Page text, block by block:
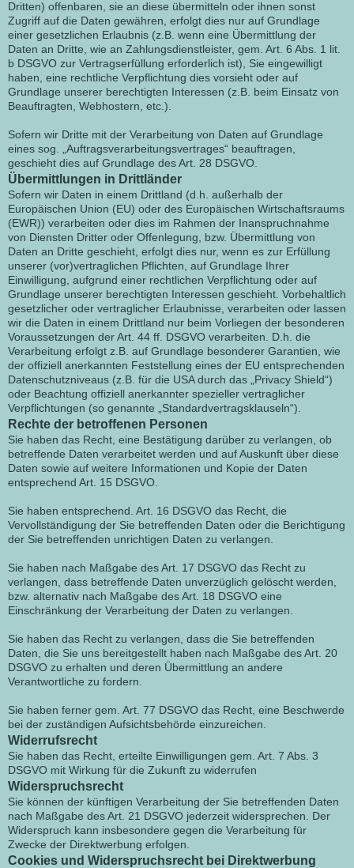
Dritten) offenbaren, sie an diese übermitteln oder ihnen sonst
Zugriff auf die Daten gewähren, erfolgt dies nur auf Grundlage
einer gesetzlichen Erlaubnis (z.B. wenn eine Übermittlung der
Daten an Dritte, wie an Zahlungsdienstleister, gem. Art. 6 Abs. 1 lit.
b DSGVO zur Vertragserfüllung erforderlich ist), Sie eingewilligt
haben, eine rechtliche Verpflichtung dies vorsieht oder auf
Grundlage unserer berechtigten Interessen (z.B. beim Einsatz von
Beauftragten, Webhostern, etc.).
Sofern wir Dritte mit der Verarbeitung von Daten auf Grundlage
eines sog. „Auftragsverarbeitungsvertrages“ beauftragen,
geschieht dies auf Grundlage des Art. 28 DSGVO.
Übermittlungen in Drittländer
Sofern wir Daten in einem Drittland (d.h. außerhalb der
Europäischen Union (EU) oder des Europäischen Wirtschaftsraums
(EWR)) verarbeiten oder dies im Rahmen der Inanspruchnahme
von Diensten Dritter oder Offenlegung, bzw. Übermittlung von
Daten an Dritte geschieht, erfolgt dies nur, wenn es zur Erfüllung
unserer (vor)vertraglichen Pflichten, auf Grundlage Ihrer
Einwilligung, aufgrund einer rechtlichen Verpflichtung oder auf
Grundlage unserer berechtigten Interessen geschieht. Vorbehaltlich
gesetzlicher oder vertraglicher Erlaubnisse, verarbeiten oder lassen
wir die Daten in einem Drittland nur beim Vorliegen der besonderen
Voraussetzungen der Art. 44 ff. DSGVO verarbeiten. D.h. die
Verarbeitung erfolgt z.B. auf Grundlage besonderer Garantien, wie
der offiziell anerkannten Feststellung eines der EU entsprechenden
Datenschutzniveaus (z.B. für die USA durch das „Privacy Shield“)
oder Beachtung offiziell anerkannter spezieller vertraglicher
Verpflichtungen (so genannte „Standardvertragsklauseln“).
Rechte der betroffenen Personen
Sie haben das Recht, eine Bestätigung darüber zu verlangen, ob
betreffende Daten verarbeitet werden und auf Auskunft über diese
Daten sowie auf weitere Informationen und Kopie der Daten
entsprechend Art. 15 DSGVO.
Sie haben entsprechend. Art. 16 DSGVO das Recht, die
Vervollständigung der Sie betreffenden Daten oder die Berichtigung
der Sie betreffenden unrichtigen Daten zu verlangen.
Sie haben nach Maßgabe des Art. 17 DSGVO das Recht zu
verlangen, dass betreffende Daten unverzüglich gelöscht werden,
bzw. alternativ nach Maßgabe des Art. 18 DSGVO eine
Einschränkung der Verarbeitung der Daten zu verlangen.
Sie haben das Recht zu verlangen, dass die Sie betreffenden
Daten, die Sie uns bereitgestellt haben nach Maßgabe des Art. 20
DSGVO zu erhalten und deren Übermittlung an andere
Verantwortliche zu fordern.
Sie haben ferner gem. Art. 77 DSGVO das Recht, eine Beschwerde
bei der zuständigen Aufsichtsbehörde einzureichen.
Widerrufsrecht
Sie haben das Recht, erteilte Einwilligungen gem. Art. 7 Abs. 3
DSGVO mit Wirkung für die Zukunft zu widerrufen
Widerspruchsrecht
Sie können der künftigen Verarbeitung der Sie betreffenden Daten
nach Maßgabe des Art. 21 DSGVO jederzeit widersprechen. Der
Widerspruch kann insbesondere gegen die Verarbeitung für
Zwecke der Direktwerbung erfolgen.
Cookies und Widerspruchsrecht bei Direktwerbung